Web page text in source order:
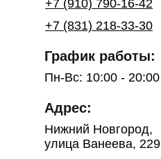
Нижний Новгород,
улица Ванеева, 229
Адрес:
Пн-Вс: 10:00 - 20:00
График работы:
+7 (910) 790-16-42
+7 (831) 218-33-30